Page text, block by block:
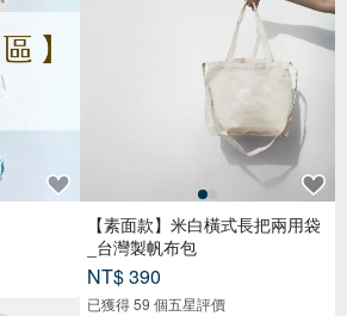
【素面款】米白橫式長把兩用袋
_台灣製帆布包
NT$ 390
已獲得 59 個五星評價